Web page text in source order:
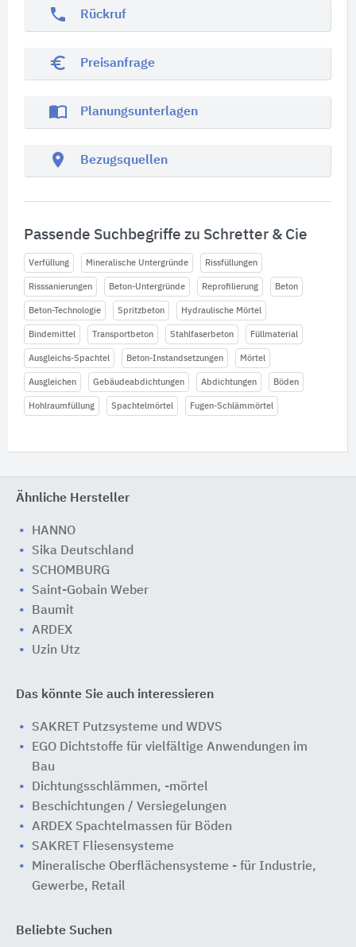
phone Rückruf
euro_symbol Preisanfrage
import_contacts Planungsunterlagen
location_on Bezugsquellen
Passende Suchbegriffe zu Schretter & Cie
Verfüllung Mineralische Untergründe Rissfüllungen
Risssanierungen Beton-Untergründe Reprofilierung Beton
Beton-Technologie Spritzbeton Hydraulische Mörtel
Bindemittel Transportbeton Stahlfaserbeton Füllmaterial
Ausgleichs-Spachtel Beton-Instandsetzungen Mörtel
Ausgleichen Gebäudeabdichtungen Abdichtungen Böden
Hohlraumfüllung Spachtelmörtel Fugen-Schlämmörtel
Ähnliche Hersteller
HANNO
Sika Deutschland
SCHOMBURG
Saint-Gobain Weber
Baumit
ARDEX
Uzin Utz
Das könnte Sie auch interessieren
SAKRET Putzsysteme und WDVS
EGO Dichtstoffe für vielfältige Anwendungen im
Bau
Dichtungsschlämmen, -mörtel
Beschichtungen / Versiegelungen
ARDEX Spachtelmassen für Böden
SAKRET Fliesensysteme
Mineralische Oberflächensysteme - für Industrie,
Gewerbe, Retail
Beliebte Suchen